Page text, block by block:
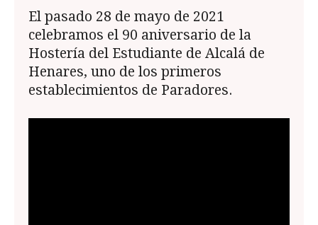
El pasado 28 de mayo de 2021
celebramos el 90 aniversario de la
Hostería del Estudiante de Alcalá de
Henares, uno de los primeros
establecimientos de Paradores.